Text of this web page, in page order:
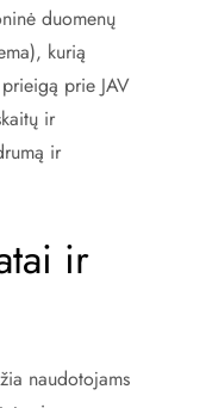
duomenų
kurią
prie JAV
ir
ir
ir
naudotojams